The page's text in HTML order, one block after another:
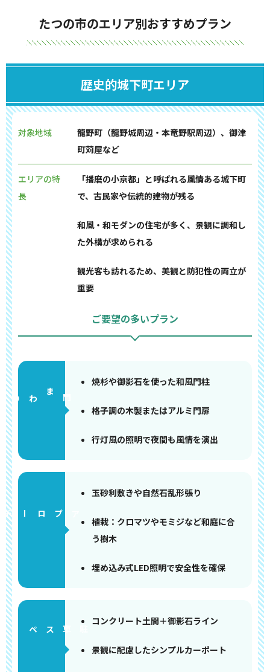
たつの市のエリア別おすすめプラン
歴史的城下町エリア
対象地域
龍野町（龍野城周辺・本竜野駅周辺）、御津
町苅屋など
エリアの特
長
「播磨の小京都」と呼ばれる風情ある城下町
で、古民家や伝統的建物が残る
和風・和モダンの住宅が多く、景観に調和し
た外構が求められる
観光客も訪れるため、美観と防犯性の両立が
重要
ご要望の多いプラン
門まわり
焼杉や御影石を使った和風門柱
格子調の木製またはアルミ門扉
行灯風の照明で夜間も風情を演出
アプローチ
玉砂利敷きや自然石乱形張り
植栽：クロマツやモミジなど和庭に合
う樹木
埋め込み式LED照明で安全性を確保
コンクリート土間＋御影石ライン
景観に配慮したシンプルカーポート